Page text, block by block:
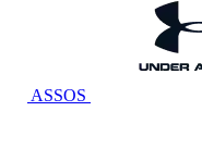
ASSOS